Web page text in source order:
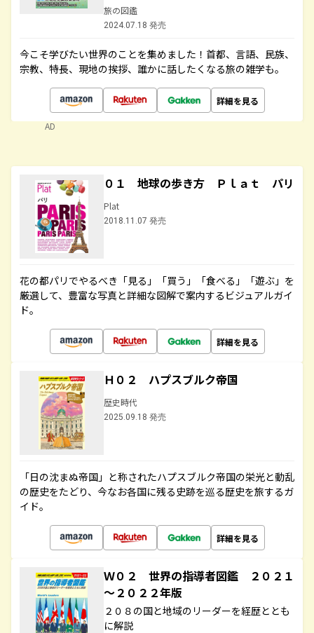
旅の図鑑
2024.07.18 発売
今こそ学びたい世界のことを集めました！首都、言語、民族、
宗教、特長、現地の挨拶、誰かに話したくなる旅の雑学も。
詳細を見る
AD
０１ 地球の歩き方 Ｐｌａｔ パリ
Plat
2018.11.07 発売
花の都パリでやるべき「見る」「買う」「食べる」「遊ぶ」を
厳選して、豊富な写真と詳細な図解で案内するビジュアルガイ
ド。
詳細を見る
Ｈ０２ ハプスブルク帝国
歴史時代
2025.09.18 発売
「日の沈まぬ帝国」と称されたハプスブルク帝国の栄光と動乱
の歴史をたどり、今なお各国に残る史跡を巡る歴史を旅するガ
イド。
詳細を見る
Ｗ０２ 世界の指導者図鑑 ２０２１
～２０２２年版
２０８の国と地域のリーダーを経歴ととも
に解説